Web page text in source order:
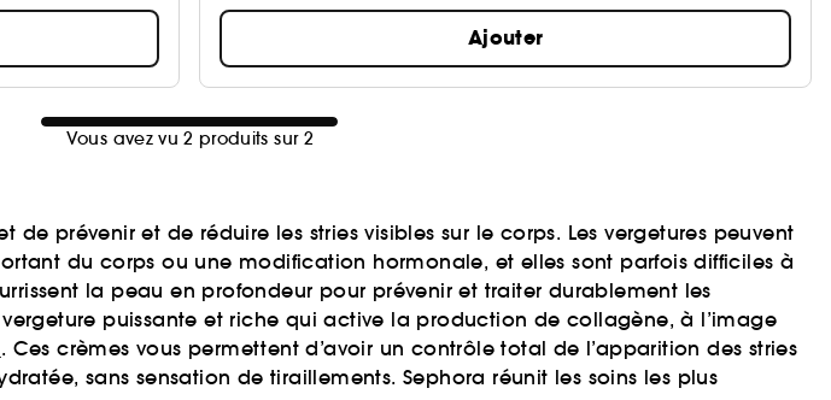
Ajouter
Vous avez vu 2 produits sur 2
prévenir et de réduire les stries visibles sur le corps. Les vergetures peuvent
du corps ou une modification hormonale, et elles sont parfois difficiles à
la peau en profondeur pour prévenir et traiter durablement les
puissante et riche qui active la production de collagène, à l’image
. Ces crèmes vous permettent d’avoir un contrôle total de l’apparition des stries
sans sensation de tiraillements. Sephora réunit les soins les plus